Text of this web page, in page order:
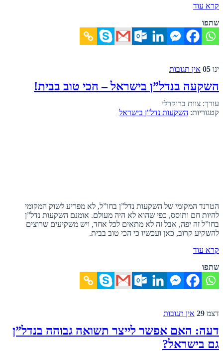
קרא עוד
שתפו
ינו 05 אין תגובות
השקעה בנדל”ן בישראל – הכי טוב בבית!
עורך: צוות ברוקרלי
קטגוריות: השקעות נדל"ן בישראל
הטרנד המקומי של השקעות נדל”ן בחו”ל, לא מפריע לשוק המקומי
להיות חם ותוסס, כפי שהוא לא היה מעולם. אומנם השקעות נדל”ן
בחו”ל זה יפה, אבל זה לא מתאים לכל אחד, ויש משקיעים שרוצים
להשקיע קרוב, כאן ועכשיו כי הכי טוב בבית.
קרא עוד
שתפו
דצמ 29 אין תגובות
דעה: האם אפשר לייצר תשואה גבוהה בנדל”ן
גם בישראל?